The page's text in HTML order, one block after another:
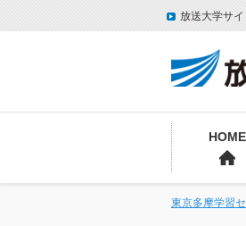
放送大学サイ
HOME
東京多摩学習